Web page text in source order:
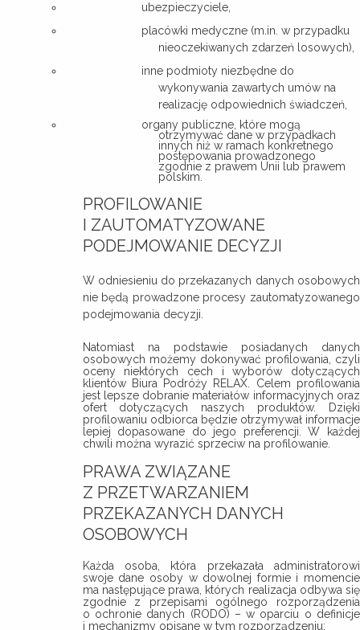
ubezpieczyciele,
placówki medyczne (m.in. w przypadku
nieoczekiwanych zdarzeń losowych),
inne podmioty niezbędne do
wykonywania zawartych umów na
realizację odpowiednich świadczeń,
organy publiczne, które mogą
otrzymywać dane w przypadkach
innych niż w ramach konkretnego
postępowania prowadzonego
zgodnie z prawem Unii lub prawem
polskim.
PROFILOWANIE
I ZAUTOMATYZOWANE
PODEJMOWANIE DECYZJI
W odniesieniu do przekazanych danych osobowych
nie będą prowadzone procesy zautomatyzowanego
podejmowania decyzji.
Natomiast na podstawie posiadanych danych
osobowych możemy dokonywać profilowania, czyli
oceny niektórych cech i wyborów dotyczących
klientów Biura Podróży RELAX. Celem profilowania
jest lepsze dobranie materiałów informacyjnych oraz
ofert dotyczących naszych produktów. Dzięki
profilowaniu odbiorca będzie otrzymywał informacje
lepiej dopasowane do jego preferencji. W każdej
chwili można wyrazić sprzeciw na profilowanie.
PRAWA ZWIĄZANE
Z PRZETWARZANIEM
PRZEKAZANYCH DANYCH
OSOBOWYCH
Każda osoba, która przekazała administratorowi
swoje dane osoby w dowolnej formie i momencie
ma następujące prawa, których realizacja odbywa się
zgodnie z przepisami ogólnego rozporządzenia
o ochronie danych (RODO) – w oparciu o definicje
i mechanizmy opisane w tym rozporządzeniu: